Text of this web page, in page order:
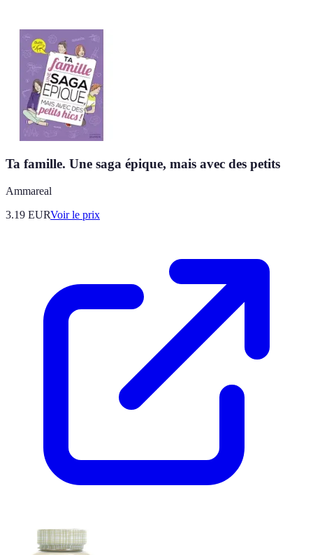
Ta famille. Une saga épique, mais avec des petits
Ammareal
3.19 EURVoir le prix